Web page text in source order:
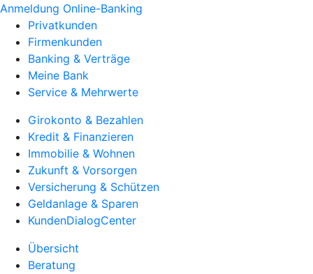
Anmeldung Online-Banking
Privatkunden
Firmenkunden
Banking & Verträge
Meine Bank
Service & Mehrwerte
Girokonto & Bezahlen
Kredit & Finanzieren
Immobilie & Wohnen
Zukunft & Vorsorgen
Versicherung & Schützen
Geldanlage & Sparen
KundenDialogCenter
Übersicht
Beratung